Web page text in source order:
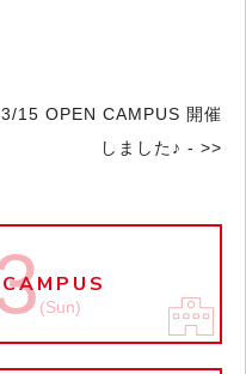
3/15 OPEN CAMPUS 開催
しました♪ - >>
(Sun)